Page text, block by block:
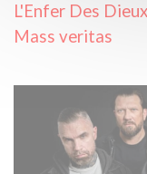
L'Enfer Des Dieux
Mass veritas